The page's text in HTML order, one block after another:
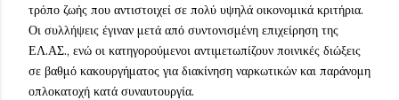
τρόπο ζωής που αντιστοιχεί σε πολύ υψηλά οικονομικά κριτήρια.
Οι συλλήψεις έγιναν μετά από συντονισμένη επιχείρηση της
ΕΛ.ΑΣ., ενώ οι κατηγορούμενοι αντιμετωπίζουν ποινικές διώξεις
σε βαθμό κακουργήματος για διακίνηση ναρκωτικών και παράνομη
οπλοκατοχή κατά συναυτουργία.